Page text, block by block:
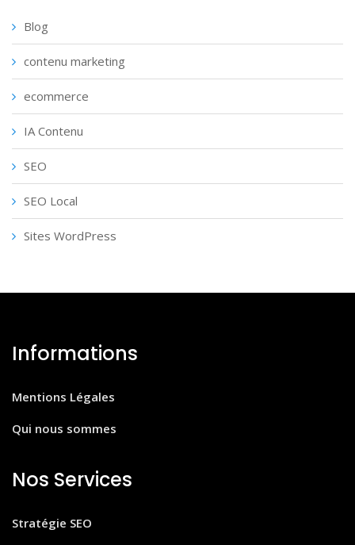
Blog
contenu marketing
ecommerce
IA Contenu
SEO
SEO Local
Sites WordPress
Informations
Mentions Légales
Qui nous sommes
Nos Services
Stratégie SEO